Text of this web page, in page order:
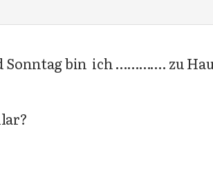
Sonntag bin ich …………. zu